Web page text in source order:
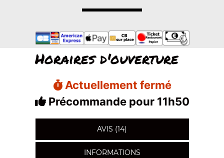
Horaires d'ouverture
Actuellement fermé
Précommande pour 11h50
AVIS (14)
INFORMATIONS